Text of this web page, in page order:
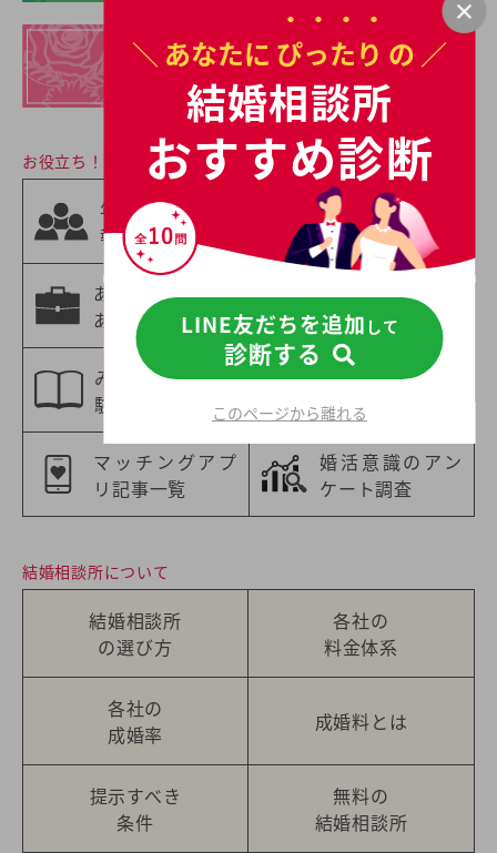
イチオシの
結婚相談所一覧
お役立ち！婚活情報
年齢別の婚活情
報
相手の職業から
選ぶ
婚活情報
あなたの職業に
あった婚活情報
年収別の婚活情
報
みんなの婚活体
験談
マッチングアプ
リ記事一覧
婚活意識のアン
ケート調査
結婚相談所について
結婚相談所
の選び方
各社の
料金体系
各社の
成婚率
成婚料とは
提示すべき
条件
無料の
結婚相談所
＼ あなたに ぴったり の ／
結婚相談所
おすすめ診断
LINE友だちを追加 して
診断する
このページから離れる